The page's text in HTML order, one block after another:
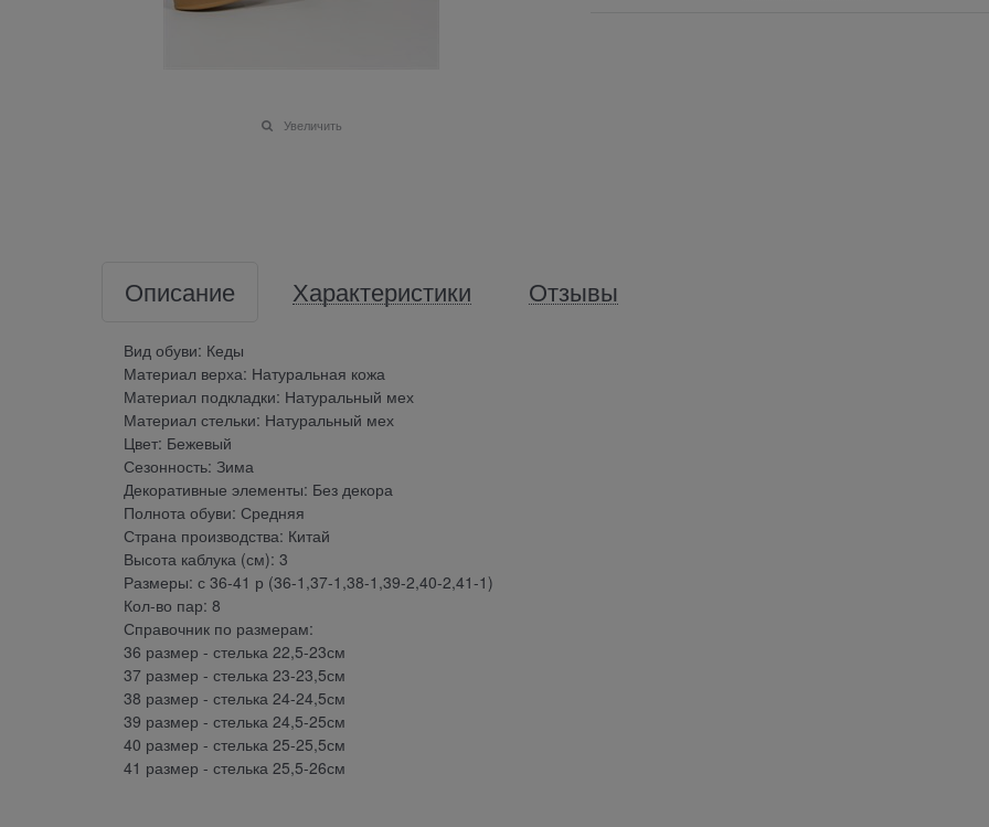
Увеличить
Описание Характеристики Отзывы
Вид обуви: Кеды
Материал верха: Натуральная кожа
Материал подкладки: Натуральный мех
Материал стельки: Натуральный мех
Цвет: Бежевый
Сезонность: Зима
Декоративные элементы: Без декора
Полнота обуви: Средняя
Страна производства: Китай
Высота каблука (см): 3
Размеры: с 36-41 р (36-1,37-1,38-1,39-2,40-2,41-1)
Кол-во пар: 8
Справочник по размерам:
36 размер - стелька 22,5-23см
37 размер - стелька 23-23,5см
38 размер - стелька 24-24,5см
39 размер - стелька 24,5-25см
40 размер - стелька 25-25,5см
41 размер - стелька 25,5-26см